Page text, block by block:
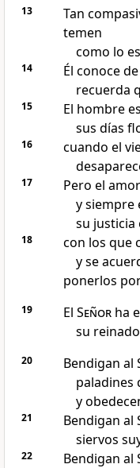
13 Tan
temen
como lo
14
Él conoce
recuerda
15
El hombre
sus días
16
cuando el
17 Pero el
y siempre
su justicia
18
con los que
y se
ponerlos
19 El Señorha
su
20 Bendigan al
paladines
y
21 Bendigan al
siervos
22 Bendigan al